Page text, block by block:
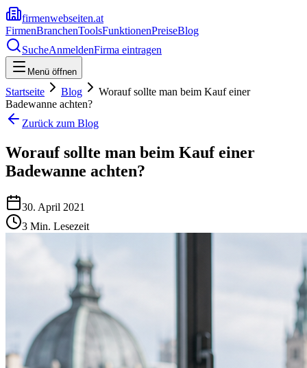
firmenwebseiten.at
FirmenBranchenToolsFunktionenPreiseBlog
SucheAnmeldenFirma eintragen
Menü öffnen
Startseite Blog
Worauf sollte man beim Kauf einer
Badewanne achten?
Zurück zum Blog
Worauf sollte man beim Kauf einer
Badewanne achten?
30. April 2021
3 Min. Lesezeit